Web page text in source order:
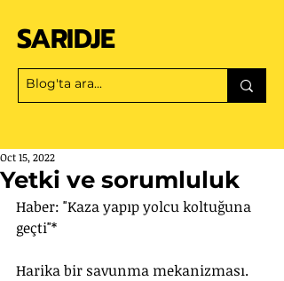
SARIDJE
Yetki ve sorumluluk
Oct 15, 2022
Haber: "Kaza yapıp yolcu koltuğuna
geçti"*
Harika bir savunma mekanizması.